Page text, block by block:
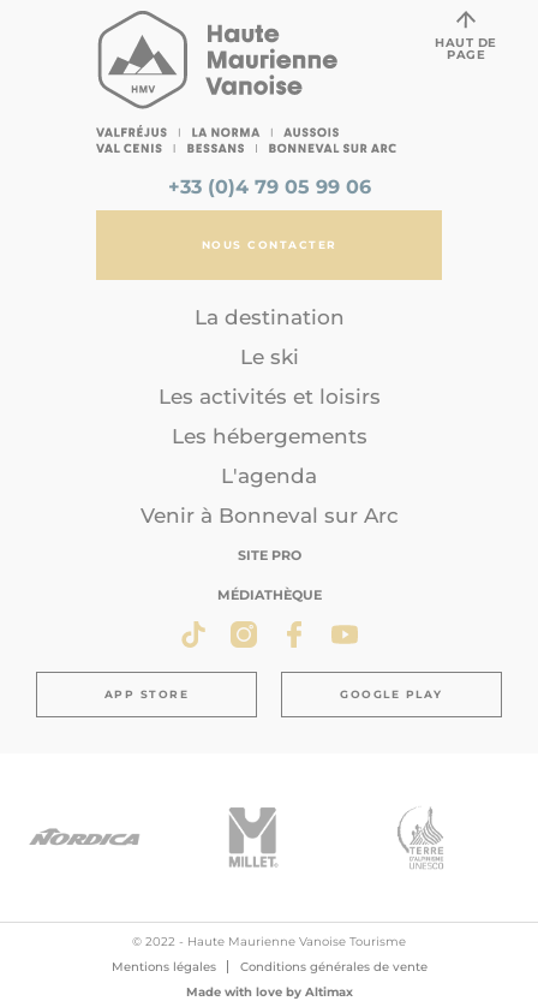
+33 (0)4 79 05 99 06
NOUS CONTACTER
La destination
Le ski
Les activités et loisirs
Les hébergements
L'agenda
Venir à Bonneval sur Arc
SITE PRO
MÉDIATHÈQUE
APP STORE GOOGLE PLAY
HAUT DE
PAGE
© 2022 - Haute Maurienne Vanoise Tourisme
Mentions légales
Conditions générales de vente
Made with love by Altimax